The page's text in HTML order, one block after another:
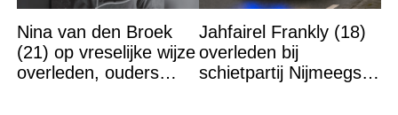
Nina van den Broek
(21) op vreselijke wijze
overleden, ouders
Jahfairel Frankly (18)
overleden bij
schietpartij Nijmeegse